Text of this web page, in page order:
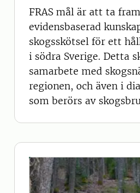
FRAS mål är att ta
evidensbaserad
skogsskötsel för ett
i södra Sverige. Detta
samarbete med
regionen, och även i
som berörs av